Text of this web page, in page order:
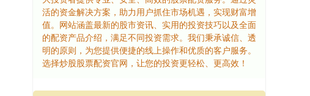
活的资金解决方案，助力用户抓住市场机遇，实现财富增
值。网站涵盖最新的股市资讯、实用的投资技巧以及全面
的配资产品介绍，满足不同投资需求。我们秉承诚信、透
明的原则，为您提供便捷的线上操作和优质的客户服务。
选择炒股股票配资官网，让您的投资更轻松、更高效！